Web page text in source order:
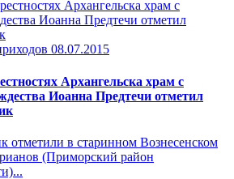
08.07.2015
Архангельска храм с
Иоанна Предтечи отметил
отметили в старинном Вознесенском
(Приморский район